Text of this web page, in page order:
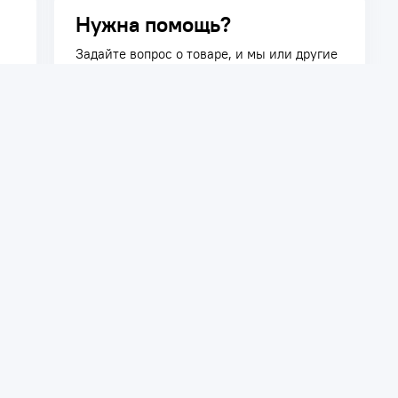
Нужна помощь?
Задайте вопрос о товаре, и мы или другие